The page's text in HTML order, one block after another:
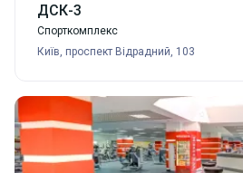
ДСК-3
Спорткомплекс
Київ, проспект Відрадний, 103